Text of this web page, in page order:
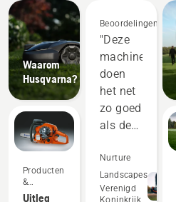
Waarom
Husqvarna?
Producten
&
vernieuwingen
Uitleg
Producten
&
vernieuwingen
Beoordelingen
"Deze
machines
doen
het net
zo goed
als de
uitrusting
en
presteren
Nurture
Landscapes
Verenigd
Koninkrijk